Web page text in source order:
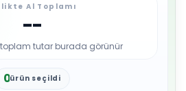
Al Toplamı
--
toplam tutar burada görünür
0ürün seçildi